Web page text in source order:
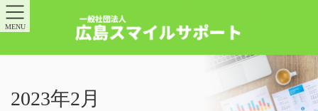
2023年2月
MENU